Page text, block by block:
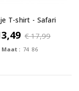
T-shirt - Safari
Savage€ 17,99
Maat : 74 86